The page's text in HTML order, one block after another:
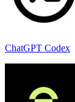
ChatGPT Codex